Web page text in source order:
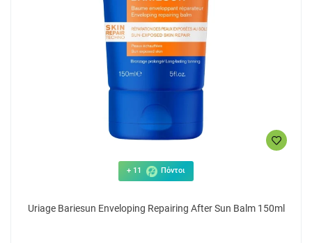
+ 11 Πόντοι
Uriage Bariesun Enveloping Repairing After Sun Balm 150ml